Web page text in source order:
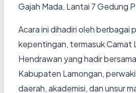
Gajah Mada, Lantai 7 Gedung
Acara ini dihadiri oleh berbagai
kepentingan, termasuk Camat
Hendrawan yang hadir
Kabupaten Lamongan,
daerah, akademisi, dan unsur